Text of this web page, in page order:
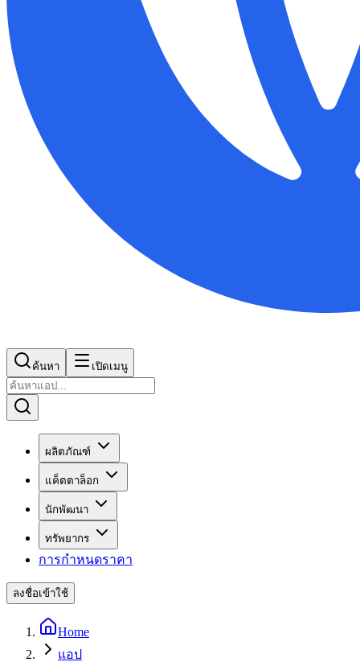
ค้นหา เปิดเมนู
ผลิตภัณฑ์
แค็ตตาล็อก
นักพัฒนา
ทรัพยากร
การกำหนดราคา
ลงชื่อเข้าใช้
Home
แอป